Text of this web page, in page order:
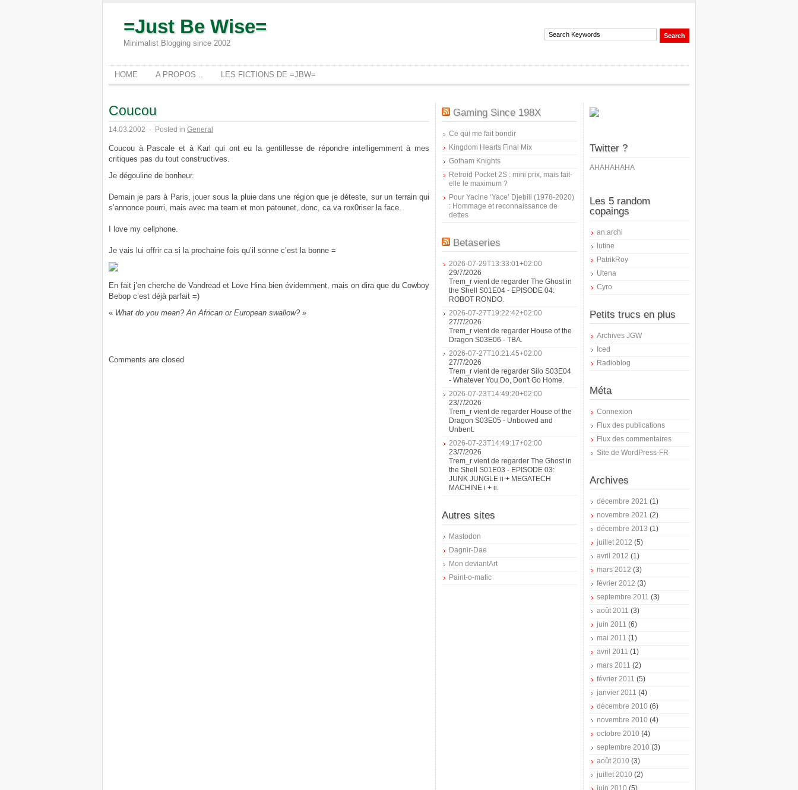
=Just Be Wise=
Minimalist Blogging since 2002
HOME A PROPOS .. LES FICTIONS DE =JBW=
Coucou
14.03.2002 · Posted in General
Coucou à Pascale et à Karl qui ont eu la gentillesse de répondre intelligemment à mes
critiques pas du tout constructives.
Je dégouline de bonheur.
Demain je pars à Paris, jouer sous la pluie dans une région que je déteste, sur un terrain qui
s’annonce pourri, mais avec ma team et mon patounet, donc, ca va rox0riser la face.
I love my cellphone.
Je vais lui offrir ca si la prochaine fois qu’il sonne c’est la bonne =
En fait j’en cherche de Vandread et Love Hina bien évidemment, mais on dira que du Cowboy
Bebop c’est déjà parfait =)
« What do you mean? An African or European swallow?»
Comments are closed
Gaming Since 198X
Ce qui me fait bondir
Kingdom Hearts Final Mix
Gotham Knights
Retroid Pocket 2S : mini prix, mais fait-
elle le maximum ?
Pour Yacine ‘Yace’ Djebili (1978-2020)
: Hommage et reconnaissance de
dettes
Betaseries
2026-07-29T13:33:01+02:00
29/7/2026
Trem_r vient de regarder The Ghost in
the Shell S01E04 - EPISODE 04:
ROBOT RONDO.
2026-07-27T19:22:42+02:00
27/7/2026
Trem_r vient de regarder House of the
Dragon S03E06 - TBA.
2026-07-27T10:21:45+02:00
27/7/2026
Trem_r vient de regarder Silo S03E04
- Whatever You Do, Don't Go Home.
2026-07-23T14:49:20+02:00
23/7/2026
Trem_r vient de regarder House of the
Dragon S03E05 - Unbowed and
Unbent.
2026-07-23T14:49:17+02:00
23/7/2026
Trem_r vient de regarder The Ghost in
the Shell S01E03 - EPISODE 03:
JUNK JUNGLE ii + MEGATECH
MACHINE i + ii.
Autres sites
Mastodon
Dagnir-Dae
Mon deviantArt
Paint-o-matic
Twitter ?
AHAHAHAHA
Les 5 random
copaings
an.archi
lutine
PatrikRoy
Utena
Cyro
Petits trucs en plus
Archives JGW
Iced
Radioblog
Méta
Connexion
Flux des publications
Flux des commentaires
Site de WordPress-FR
Archives
décembre 2021 (1)
novembre 2021 (2)
décembre 2013 (1)
juillet 2012 (5)
avril 2012 (1)
mars 2012 (3)
février 2012 (3)
septembre 2011 (3)
août 2011 (3)
juin 2011 (6)
mai 2011 (1)
avril 2011 (1)
mars 2011 (2)
février 2011 (5)
janvier 2011 (4)
décembre 2010 (6)
novembre 2010 (4)
octobre 2010 (4)
septembre 2010 (3)
août 2010 (3)
juillet 2010 (2)
juin 2010 (5)